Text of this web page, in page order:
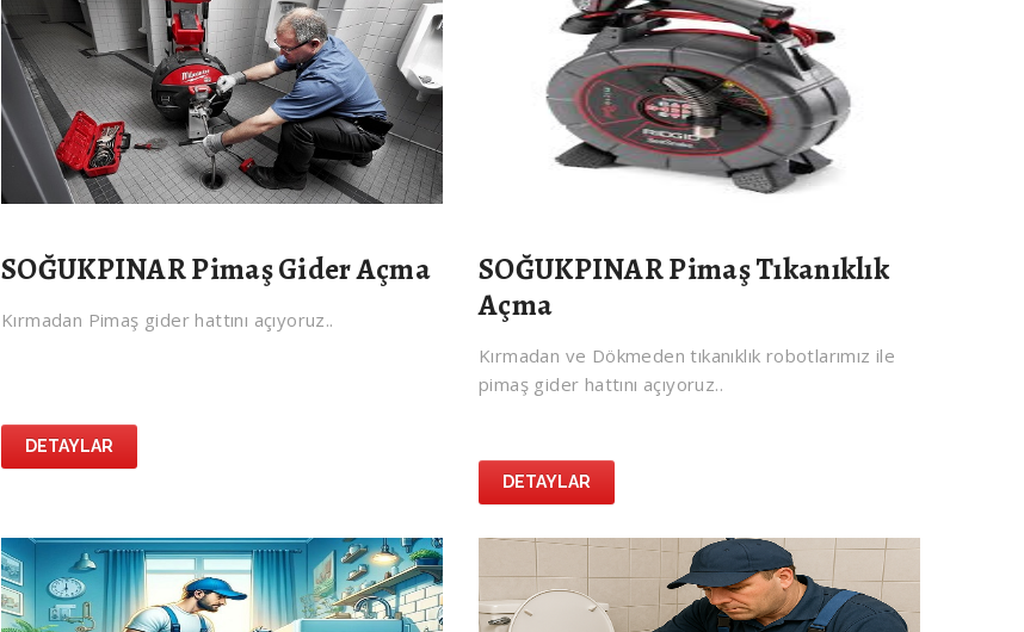
SOĞUKPINAR Pimaş Gider Açma
Kırmadan Pimaş gider hattını açıyoruz..
DETAYLAR
SOĞUKPINAR Pimaş Tıkanıklık
Açma
Kırmadan ve Dökmeden tıkanıklık robotlarımız ile
pimaş gider hattını açıyoruz..
DETAYLAR